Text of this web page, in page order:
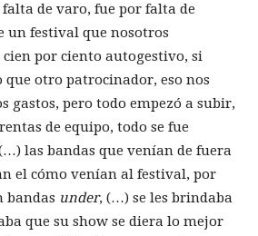
de varo, fue por falta de
un festival que nosotros
por ciento autogestivo, si
que otro patrocinador, eso nos
gastos, pero todo empezó a subir,
de equipo, todo se fue
las bandas que venían de fuera
el cómo venían al festival, por
bandas under, (…) se les brindaba
que su show se diera lo mejor